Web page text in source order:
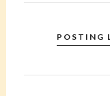
POSTING